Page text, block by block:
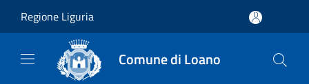
Regione Liguria
Comune di Loano